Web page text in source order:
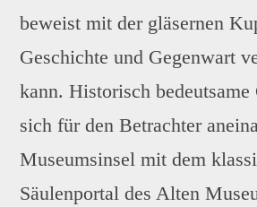
beweist mit der gläsernen
Geschichte und Gegenwart
kann. Historisch bedeutsame
sich für den Betrachter
Museumsinsel mit dem
Säulenportal des Alten